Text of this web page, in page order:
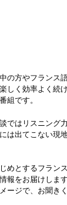
の方やフランス
しく効率よく続
組です。
ではリスニング
は出てこない現
めとするフラン
報をお届けしま
ージで、お聞きく